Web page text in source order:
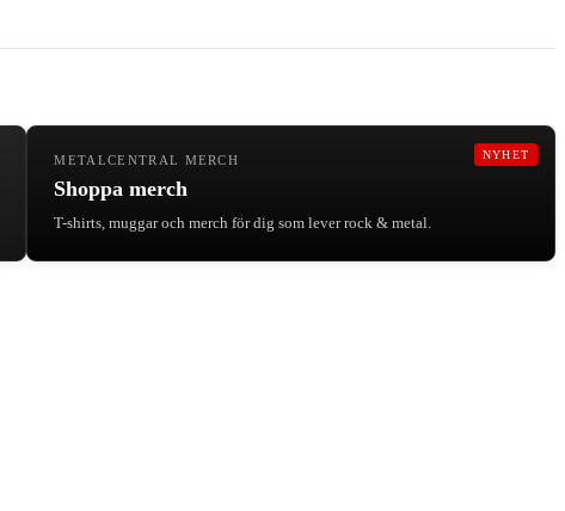
NYHET
METALCENTRAL MERCH
Shoppa merch
T-shirts, muggar och merch för dig som lever rock & metal.